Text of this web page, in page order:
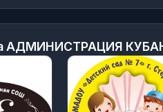
АДМИНИСТРАЦИЯ